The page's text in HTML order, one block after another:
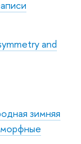
and
зимняя